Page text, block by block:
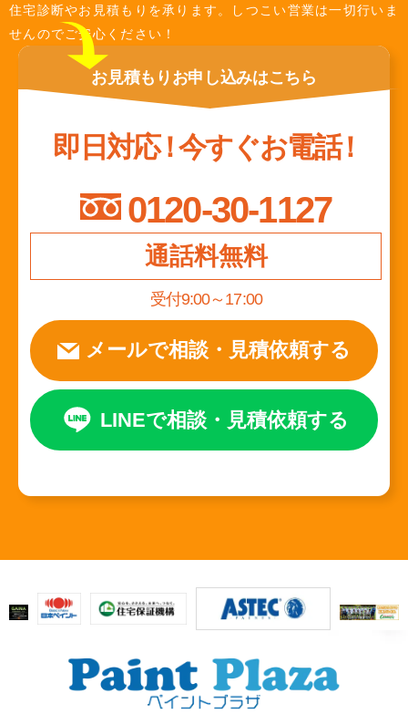
住宅診断やお見積もりを承ります。しつこい営業は一切行いま
せんのでご安心ください！
お見積もり お申し込みはこちら
即日対応！今すぐお電話！
0120-30-1127
通話料無料
受付9:00～17:00
メールで相談 ・ 見積依頼する
LINEで相談・ 見積依頼する